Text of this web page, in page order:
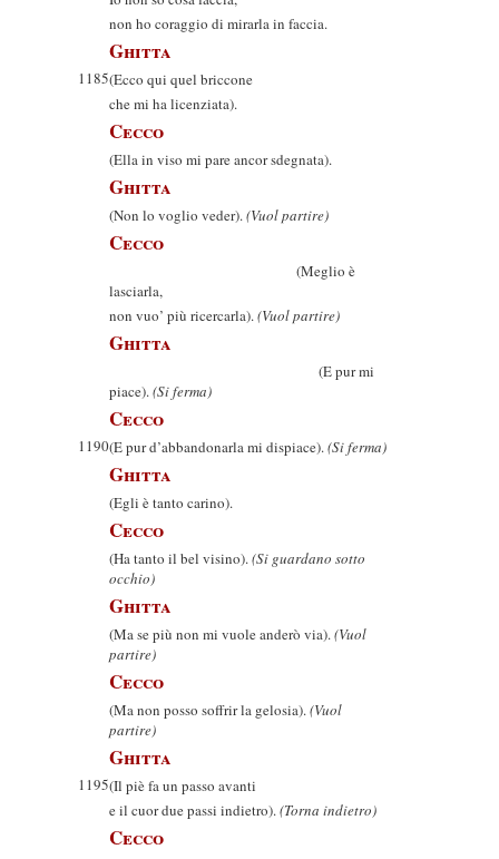
non ho coraggio di mirarla in faccia.
Ghitta
1185(Ecco qui quel briccone
che mi ha licenziata).
Cecco
(Ella in viso mi pare ancor sdegnata).
Ghitta
(Non lo voglio veder).(Vuol partire)
Cecco
(Meglio è
lasciarla,
non vuo’ più ricercarla).(Vuol partire)
Ghitta
(E pur mi
piace).(Si ferma)
Cecco
1190(E pur d’abbandonarla mi dispiace).(Si ferma)
Ghitta
(Egli è tanto carino).
Cecco
(Ha tanto il bel visino).(Si guardano sotto
occhio)
Ghitta
(Ma se più non mi vuole anderò via).(Vuol
partire)
Cecco
(Ma non posso soffrir la gelosia).(Vuol
partire)
Ghitta
1195(Il piè fa un passo avanti
e il cuor due passi indietro).(Torna indietro)
Cecco